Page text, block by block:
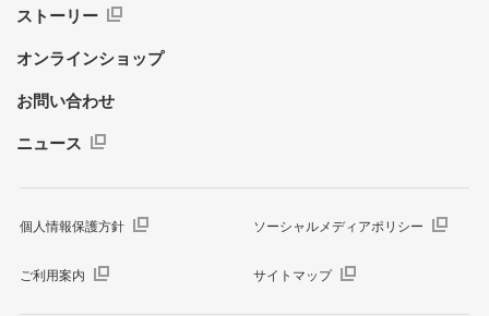
ストーリー
オンラインショップ
お問い合わせ
ニュース
個人情報保護方針 ソーシャルメディアポリシー
ご利用案内 サイトマップ